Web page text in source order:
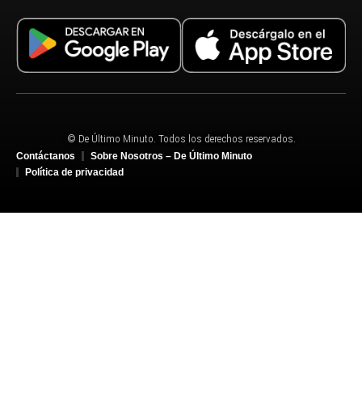
© De Último Minuto. Todos los derechos reservados.
Contáctanos
Sobre Nosotros – De Último Minuto
Política de privacidad